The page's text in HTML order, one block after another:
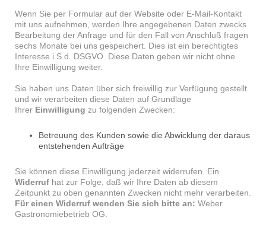
Wenn Sie per Formular auf der Website oder E-Mail-Kontakt
mit uns aufnehmen, werden Ihre angegebenen Daten zwecks
Bearbeitung der Anfrage und für den Fall von Anschluß fragen
sechs Monate bei uns gespeichert. Dies ist ein berechtigtes
Interesse i.S.d. DSGVO. Diese Daten geben wir nicht ohne
Ihre Einwilligung weiter.
Sie haben uns Daten über sich freiwillig zur Verfügung gestellt
und wir verarbeiten diese Daten auf Grundlage
Ihrer Einwilligung zu folgenden Zwecken:
Betreuung des Kunden sowie die Abwicklung der daraus
entstehenden Aufträge
Sie können diese Einwilligung jederzeit widerrufen. Ein
Widerruf hat zur Folge, daß wir Ihre Daten ab diesem
Zeitpunkt zu oben genannten Zwecken nicht mehr verarbeiten.
Für einen Widerruf wenden Sie sich bitte an: Weber
Gastronomiebetrieb OG.